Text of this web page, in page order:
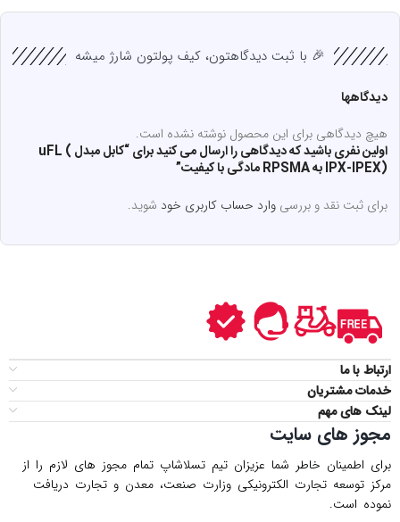
🎉 با ثبت دیدگاهتون، کیف پولتون شارژ میشه
دیدگاهها
هیچ دیدگاهی برای این محصول نوشته نشده است.
اولین نفری باشید که دیدگاهی را ارسال می کنید برای “کابل مبدل uFL (
IPX-IPEX) به RPSMA مادگی با کیفیت”
برای ثبت نقد و بررسیوارد حساب کاربری خود شوید.
ارتباط با ما
خدمات مشتریان
لینک های مهم
مجوز های سایت
برای اطمینان خاطر شما عزیزان تیم تسلاشاپ تمام مجوز های لازم را از
مركز توسعه تجارت الكترونیكی وزارت صنعت، معدن و تجارت دریافت
نموده است.